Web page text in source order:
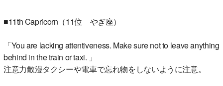
■11th Capricorn（11位 やぎ座）
「You are lacking attentiveness. Make sure not to leave anything
behind in the train or taxi. 」
注意力散漫タクシーや電車で忘れ物をしないように注意。